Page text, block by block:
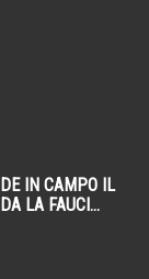
IN CAMPO IL
LA FAUCI...